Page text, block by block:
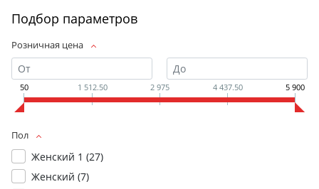
Подбор параметров
Розничная цена
50 1 512.50 2 975 4 437.50 5 900
Пол
Женский 1 (27)
Женский (7)